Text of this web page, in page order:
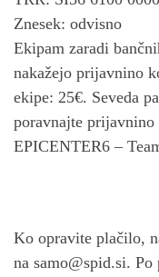
Znesek: odvisno
Ekipam zaradi
nakažejo prijavnino
ekipe: 25€. Seveda
poravnajte prijavnino
EPICENTER6 –
Ko opravite plačilo,
na samo@spid.si. Po